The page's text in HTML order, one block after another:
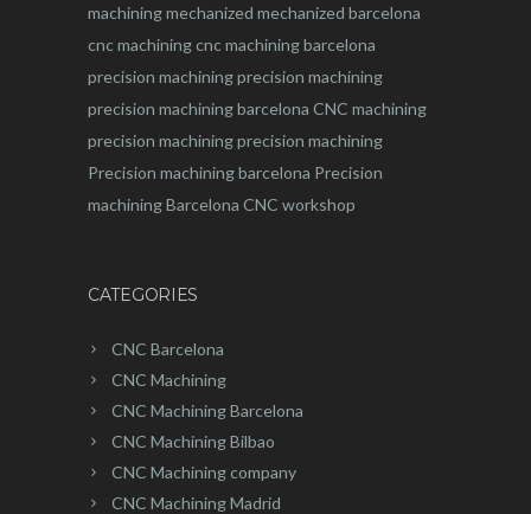
machiningmechanized mechanized barcelona
cnc machiningcnc machining barcelona
precision machiningprecision machining
precision machining barcelona CNC machining
precision machiningprecision machining
Precision machining barcelona Precision
machining Barcelona CNC workshop
CATEGORIES
CNC Barcelona
CNC Machining
CNC Machining Barcelona
CNC Machining Bilbao
CNC Machining company
CNC Machining Madrid